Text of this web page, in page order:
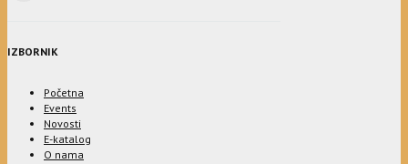
IZBORNIK
Početna
Events
Novosti
E-katalog
O nama